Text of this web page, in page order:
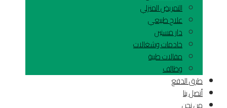
التمريض المنزلي
علاج طبيعي
دار مسنين
خادمات وشغالات
مقالات طبية
وظائف
طرق الدفع
أتصل بنا